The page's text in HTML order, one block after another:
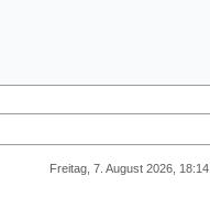
Freitag, 7. August 2026, 18:14